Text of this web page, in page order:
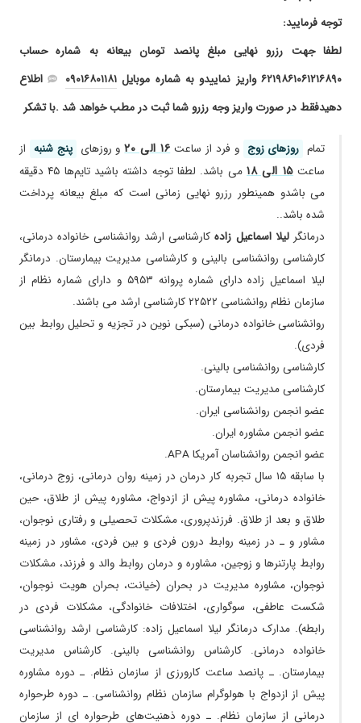
توجه فرمایید:
لطفا جهت رزرو نهایی مبلغ پانصد تومان بیعانه به شماره حساب
۶۲۱۹۸۶۱۰۶۱۲۱۶۸۹۰ واریز نماییدو به شماره موبایل
۰۹۰۱۶۸۰۱۱۸۱
اطلاع
دهیدفقط در صورت واریز وجه رزرو شما ثبت در مطب خواهد شد .با تشکر
تمام روز‌های زوج و فرد از ساعت ۱۶ الی ۲۰ و روز‌های پنج شنبه از
ساعت ۱۵ الی ۱۸
می باشد. لطفا توجه داشته باشید تایم‌ها ۴۵ دقیقه
می باشدو همینطور رزرو نهایی زمانی است که مبلغ بیعانه پرداخت
شده باشد..
درمانگر لیلا اسماعیل زادهکارشناسی ارشد روانشناسی خانواده درمانی،
کارشناسی روانشناسی بالینی و کارشناسی مدیریت بیمارستان. درمانگر
لیلا اسماعیل زاده دارای شماره پروانه ۵۹۵۳ و دارای شماره نظام از
سازمان نظام روانشناسی ۲۲۵۲۲ کارشناسی ارشد می باشند.
روانشناسی خانواده درمانی (سبکی نوین در تجزیه و تحلیل روابط بین
فردی).
کارشناسی روانشناسی بالینی.
کارشناسی مدیریت بیمارستان.
عضو انجمن روانشناسی ایران.
عضو انجمن مشاوره ایران.
عضو انجمن روانشناسان آمریکا APA.
با سابقه ۱۵ سال تجربه کار درمان در زمینه روان درمانی، زوج درمانی،
خانواده درمانی، مشاوره پیش از ازدواج، مشاوره پیش از طلاق، حین
طلاق و بعد از طلاق. فرزندپروری، مشکلات تحصیلی و رفتاری نوجوان،
مشاور و ـ در زمینه روابط درون فردی و بین فردی، مشاور در زمینه
روابط پارتنر‌ها و زوجین، مشاوره و درمان روابط والد و فرزند، مشکلات
نوجوان، مشاوره مدیریت در بحران (خیانت، بحران هویت نوجوان،
شکست عاطفی، سوگواری، اختلافات خانوادگی، مشکلات فردی در
رابطه). مدارک درمانگر لیلا اسماعیل زاده: کارشناسی ارشد روانشناسی
خانواده درمانی. کارشناس روانشناسی بالینی. کارشناس مدیریت
بیمارستان. ـ پانصد ساعت کارورزی از سازمان نظام. ـ دوره مشاوره
پیش از ازدواج با هولوگرام سازمان نظام روانشناسی. ـ دوره طرحواره
درمانی از سازمان نظام. ـ دوره ذهنیت‌های طرحواره ای از سازمان